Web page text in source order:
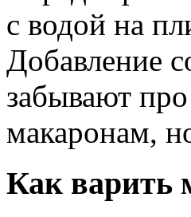
с водой на
Добавление
забывают
макаронам,
Как варить